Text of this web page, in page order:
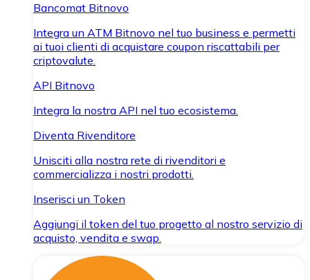
Bancomat Bitnovo
Integra un ATM Bitnovo nel tuo business e permetti
ai tuoi clienti di acquistare coupon riscattabili per
criptovalute.
API Bitnovo
Integra la nostra API nel tuo ecosistema.
Diventa Rivenditore
Unisciti alla nostra rete di rivenditori e
commercializza i nostri prodotti.
Inserisci un Token
Aggiungi il token del tuo progetto al nostro servizio di
acquisto, vendita e swap.